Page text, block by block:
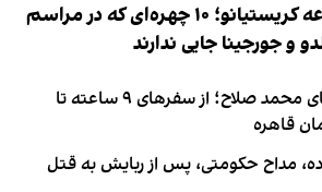
لیست ممنوعه کریستیانو؛ ۱۰ چهره‌ای که در مراسم
و جورجینا جایی ندارند
روایت فداکاری‌های محمد صلاح؛ از سفرهای ۹ ساعته تا
قاهره
مداح حکومتی، پس از ربایش به قتل